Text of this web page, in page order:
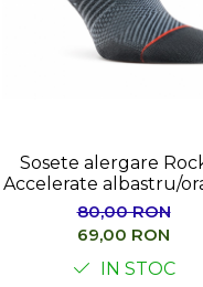
Sosete alergare
Accelerate albastru/
80,00 RON
69,00 RON
IN STOC